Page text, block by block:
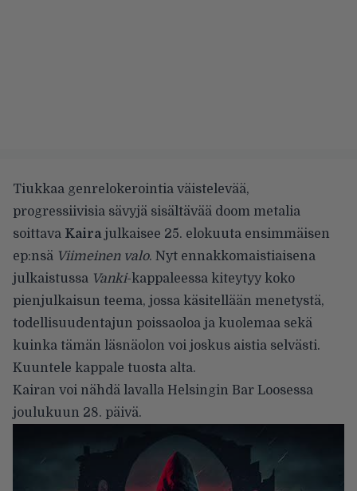
Tiukkaa genrelokerointia väistelevää,
progressiivisia sävyjä sisältävää doom metalia
soittava Kairajulkaisee 25. elokuuta ensimmäisen
ep:nsä Viimeinen valo. Nyt ennakkomaistiaisena
julkaistussa Vanki-kappaleessa kiteytyy koko
pienjulkaisun teema, jossa käsitellään menetystä,
todellisuudentajun poissaoloa ja kuolemaa sekä
kuinka tämän läsnäolon voi joskus aistia selvästi.
Kuuntele kappale tuosta alta.
Kairan voi nähdä lavalla Helsingin Bar Loosessa
joulukuun 28. päivä.